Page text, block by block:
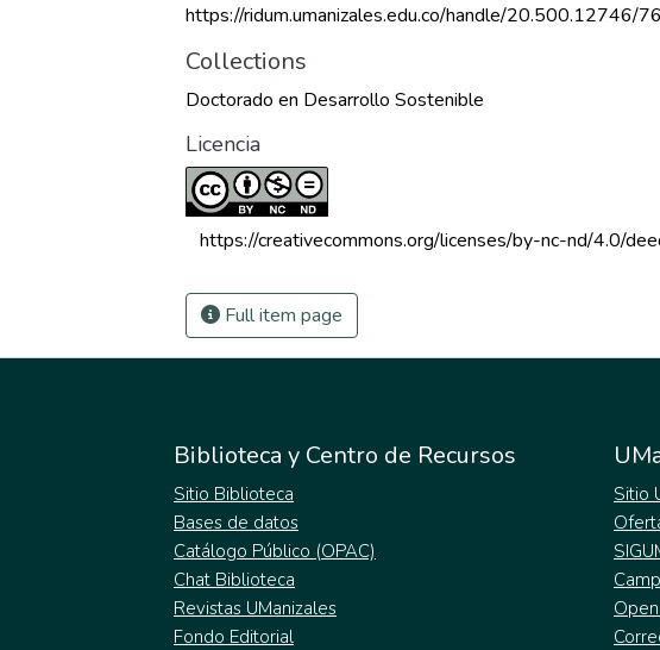
https://ridum.umanizales.edu.co/handle/20.500.12746/
Collections
Doctorado en Desarrollo Sostenible
Licencia
https://creativecommons.org/licenses/by-nc-nd/4.0/
Full item page
Biblioteca y Centro de Recursos
Sitio Biblioteca
Bases de datos
Catálogo Público (OPAC)
Chat Biblioteca
Revistas UManizales
Fondo Editorial
Sitio